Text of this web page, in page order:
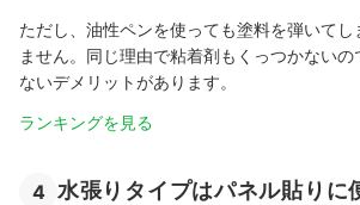
ただし、油性ペンを使っても塗料を弾いて
ません。同じ理由で粘着剤もくっつかないの
ないデメリットがあります。
ランキングを見る
4 水張りタイプはパネル貼りに